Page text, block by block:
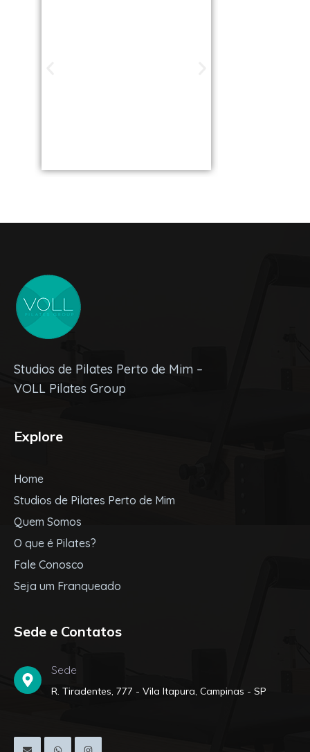
Studios de Pilates Perto de Mim –
VOLL Pilates Group
Explore
Home
Studios de Pilates Perto de Mim
Quem Somos
O que é Pilates?
Fale Conosco
Seja um Franqueado
Sede e Contatos
Sede
R. Tiradentes, 777 - Vila Itapura, Campinas - SP